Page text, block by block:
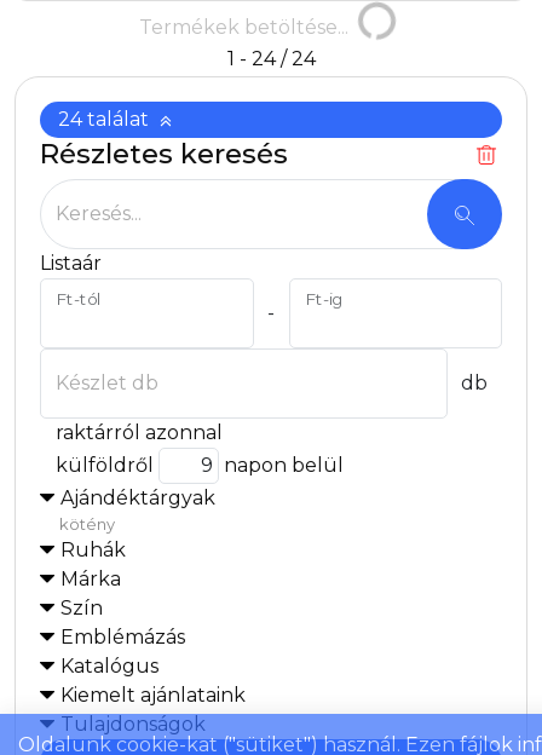
24 találat
Részletes keresés
Keresés...
Listaár
Ft-tól
-
Ft-ig
Készlet db db
raktárról azonnal
külföldről
napon belül
Ajándéktárgyak
kötény
Ruhák
Márka
Szín
Emblémázás
Katalógus
Kiemelt ajánlataink
Tulajdonságok
24 találat. Mutasd!
Termékek betöltése...
1 - 24 / 24